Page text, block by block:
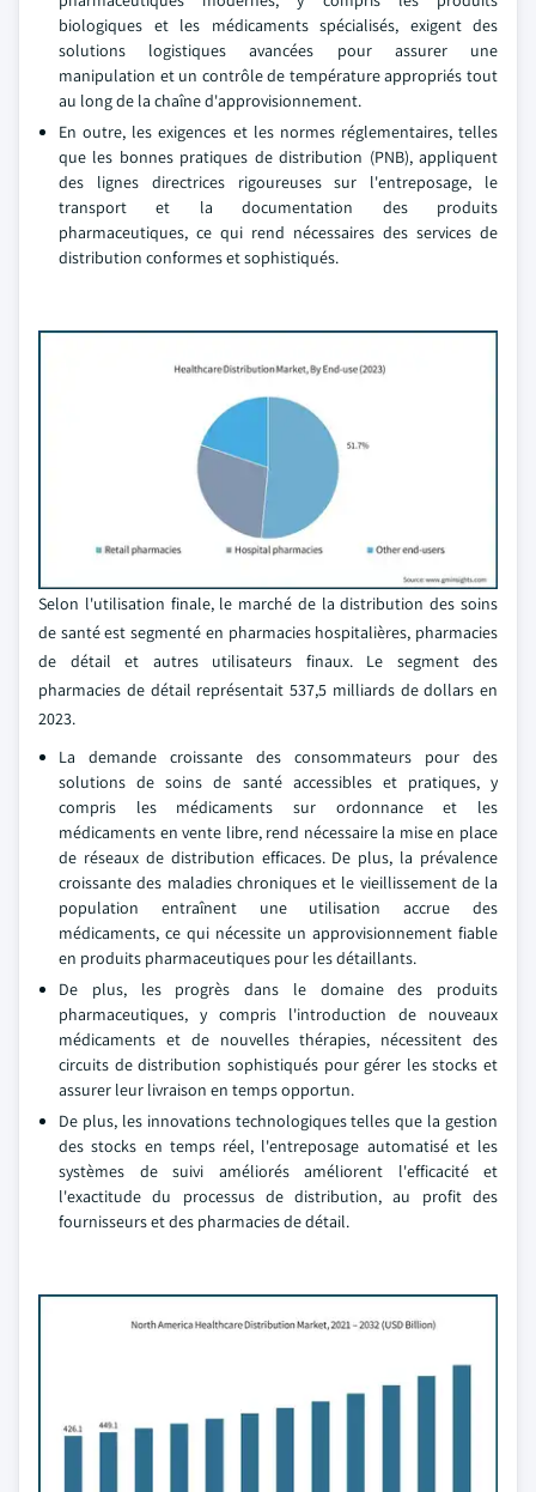
biologiques et les médicaments spécialisés, exigent des
solutions logistiques avancées pour assurer une
manipulation et un contrôle de température appropriés tout
au long de la chaîne d'approvisionnement.
En outre, les exigences et les normes réglementaires, telles
que les bonnes pratiques de distribution (PNB), appliquent
des lignes directrices rigoureuses sur l'entreposage, le
transport et la documentation des produits
pharmaceutiques, ce qui rend nécessaires des services de
distribution conformes et sophistiqués.
Selon l'utilisation finale, le marché de la distribution des soins
de santé est segmenté en pharmacies hospitalières, pharmacies
de détail et autres utilisateurs finaux. Le segment des
pharmacies de détail représentait 537,5 milliards de dollars en
2023.
La demande croissante des consommateurs pour des
solutions de soins de santé accessibles et pratiques, y
compris les médicaments sur ordonnance et les
médicaments en vente libre, rend nécessaire la mise en place
de réseaux de distribution efficaces. De plus, la prévalence
croissante des maladies chroniques et le vieillissement de la
population entraînent une utilisation accrue des
médicaments, ce qui nécessite un approvisionnement fiable
en produits pharmaceutiques pour les détaillants.
De plus, les progrès dans le domaine des produits
pharmaceutiques, y compris l'introduction de nouveaux
médicaments et de nouvelles thérapies, nécessitent des
circuits de distribution sophistiqués pour gérer les stocks et
assurer leur livraison en temps opportun.
De plus, les innovations technologiques telles que la gestion
des stocks en temps réel, l'entreposage automatisé et les
systèmes de suivi améliorés améliorent l'efficacité et
l'exactitude du processus de distribution, au profit des
fournisseurs et des pharmacies de détail.